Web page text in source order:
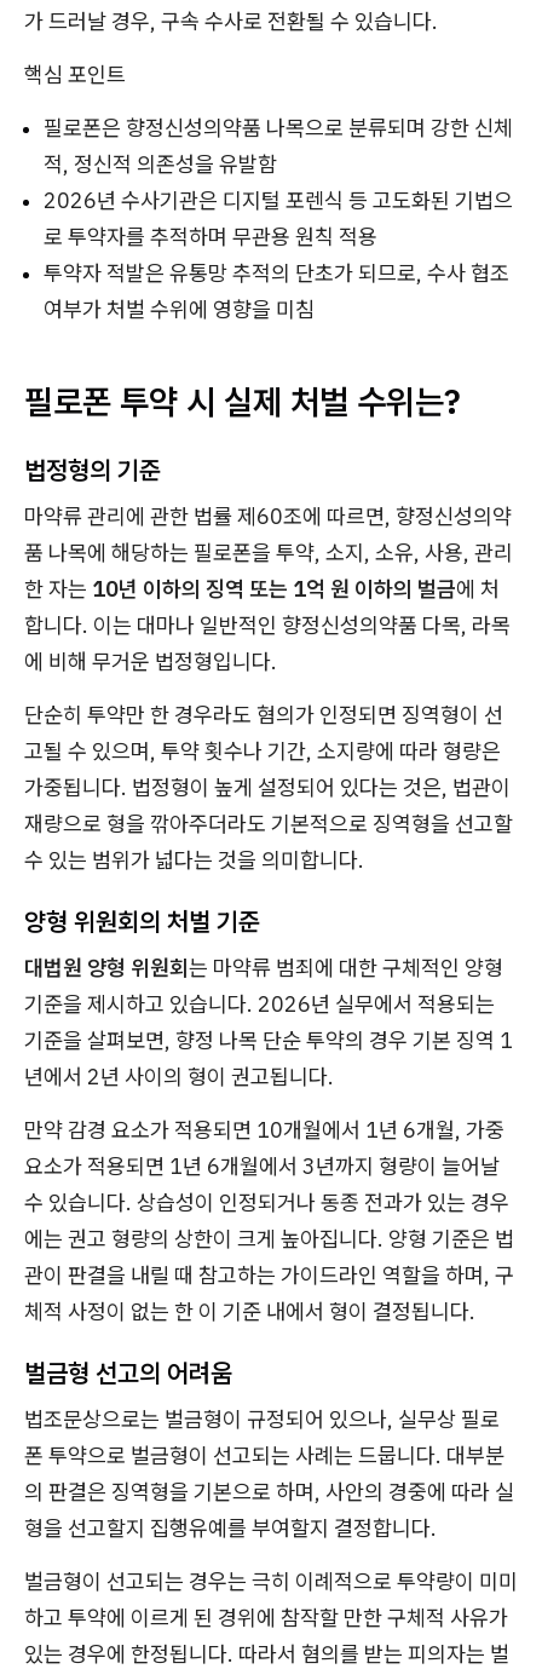
가 드러날 경우, 구속 수사로 전환될 수 있습니다.
핵심 포인트
필로폰은 향정신성의약품 나목으로 분류되며 강한 신체
적, 정신적 의존성을 유발함
2026년 수사기관은 디지털 포렌식 등 고도화된 기법으
로 투약자를 추적하며 무관용 원칙 적용
투약자 적발은 유통망 추적의 단초가 되므로, 수사 협조
여부가 처벌 수위에 영향을 미침
필로폰 투약 시 실제 처벌 수위는?
법정형의 기준
마약류 관리에 관한 법률 제60조에 따르면, 향정신성의약
품 나목에 해당하는 필로폰을 투약, 소지, 소유, 사용, 관리
한 자는 10년 이하의 징역 또는 1억 원 이하의 벌금에 처
합니다. 이는 대마나 일반적인 향정신성의약품 다목, 라목
에 비해 무거운 법정형입니다.
단순히 투약만 한 경우라도 혐의가 인정되면 징역형이 선
고될 수 있으며, 투약 횟수나 기간, 소지량에 따라 형량은
가중됩니다. 법정형이 높게 설정되어 있다는 것은, 법관이
재량으로 형을 깎아주더라도 기본적으로 징역형을 선고할
수 있는 범위가 넓다는 것을 의미합니다.
양형 위원회의 처벌 기준
대법원 양형 위원회는 마약류 범죄에 대한 구체적인 양형
기준을 제시하고 있습니다. 2026년 실무에서 적용되는
기준을 살펴보면, 향정 나목 단순 투약의 경우 기본 징역 1
년에서 2년 사이의 형이 권고됩니다.
만약 감경 요소가 적용되면 10개월에서 1년 6개월, 가중
요소가 적용되면 1년 6개월에서 3년까지 형량이 늘어날
수 있습니다. 상습성이 인정되거나 동종 전과가 있는 경우
에는 권고 형량의 상한이 크게 높아집니다. 양형 기준은 법
관이 판결을 내릴 때 참고하는 가이드라인 역할을 하며, 구
체적 사정이 없는 한 이 기준 내에서 형이 결정됩니다.
벌금형 선고의 어려움
법조문상으로는 벌금형이 규정되어 있으나, 실무상 필로
폰 투약으로 벌금형이 선고되는 사례는 드뭅니다. 대부분
의 판결은 징역형을 기본으로 하며, 사안의 경중에 따라 실
형을 선고할지 집행유예를 부여할지 결정합니다.
벌금형이 선고되는 경우는 극히 이례적으로 투약량이 미미
하고 투약에 이르게 된 경위에 참작할 만한 구체적 사유가
있는 경우에 한정됩니다. 따라서 혐의를 받는 피의자는 벌